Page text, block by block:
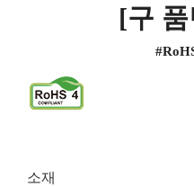
[구
소재